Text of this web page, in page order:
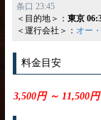
条口 23:45
＜目的地＞： 東京
＜運行会社＞： オー
料金目安
3,500円 ～ 11,500円